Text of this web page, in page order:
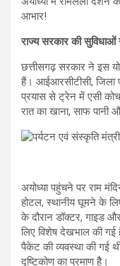
आभार!
राज्य सरकार की सुविधाओं
छत्तीसगढ़ सरकार ने इस
हैं। आईआरसीटीसी, जिला
प्रयास से ट्रेन में एसी कोच,
रात का खाना, साफ पानी
अयोध्या पहुंचने पर राम
होटल, स्थानीय घूमने के
के दौरान डॉक्टर, गाइड
लिए विशेष देखभाल की
पैकेट की व्यवस्था की गई
दृष्टिकोण का प्रमाण हैै।